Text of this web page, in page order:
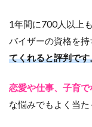
1年間に700人以上
バイザーの資格を持
てくれると評判です
恋愛や仕事、子育
な悩みでもよく当た